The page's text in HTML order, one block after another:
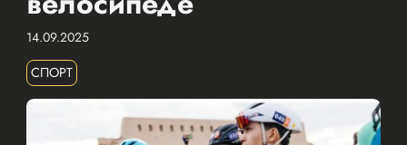
14.09.2025
СПОРТ